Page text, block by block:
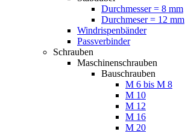
Durchmesser = 8 mm
Durchmeser = 12 mm
Windrispenbänder
Passverbinder
Schrauben
Maschinenschrauben
Bauschrauben
M 6 bis M 8
M 10
M 12
M 16
M 20